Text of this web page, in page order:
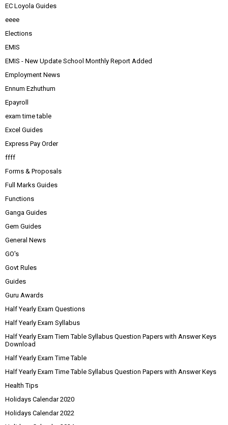
EC Loyola Guides
eeee
Elections
EMIS
EMIS - New Update School Monthly Report Added
Employment News
Ennum Ezhuthum
Epayroll
exam time table
Excel Guides
Express Pay Order
ffff
Forms & Proposals
Full Marks Guides
Functions
Ganga Guides
Gem Guides
General News
GO's
Govt Rules
Guides
Guru Awards
Half Yearly Exam Questions
Half Yearly Exam Syllabus
Half Yearly Exam Tiem Table Syllabus Question Papers with Answer Keys
Download
Half Yearly Exam Time Table
Half Yearly Exam Time Table Syllabus Question Papers with Answer Keys
Health Tips
Holidays Calendar 2020
Holidays Calendar 2022